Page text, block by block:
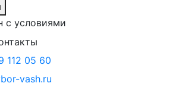
с условиями
112 05 60
vash.ru